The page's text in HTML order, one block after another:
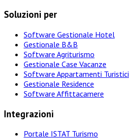
Soluzioni per
Software Gestionale Hotel
Gestionale B&B
Software Agriturismo
Gestionale Case Vacanze
Software Appartamenti Turistici
Gestionale Residence
Software Affittacamere
Integrazioni
Portale ISTAT Turismo